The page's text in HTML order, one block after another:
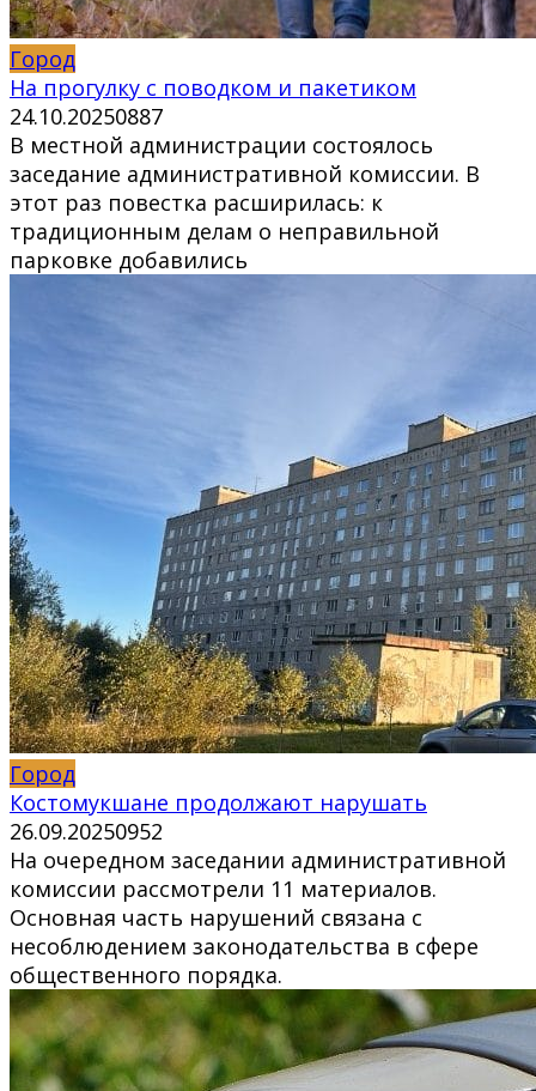
Город
На прогулку с поводком и пакетиком
24.10.20250887
В местной администрации состоялось
заседание административной комиссии. В
этот раз повестка расширилась: к
традиционным делам о неправильной
парковке добавились
Город
Костомукшане продолжают нарушать
26.09.20250952
На очередном заседании административной
комиссии рассмотрели 11 материалов.
Основная часть нарушений связана с
несоблюдением законодательства в сфере
общественного порядка.